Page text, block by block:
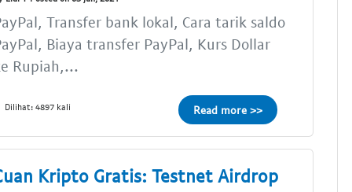
Transfer bank lokal, Cara tarik saldo
Biaya transfer PayPal, Kurs Dollar
Rupiah,...
Dilihat: 4897 kali Read more >>
Kripto Gratis: Testnet Airdrop